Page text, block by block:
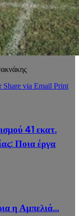
Share via Email Print
41 εκατ.
Ποια έργα
η Αμπελιά…